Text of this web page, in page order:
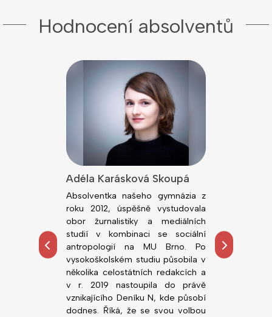
Hodnocení absolventů
zejména
prostor.
Adéla Karásková Skoupá
Absolventka našeho gymnázia z
roku 2012, úspěšně vystudovala
obor žurnalistiky a mediálních
studií v kombinaci se sociální
antropologií na MU Brno. Po
vysokoškolském studiu působila v
několika celostátních redakcích a
v r. 2019 nastoupila do právě
vznikajícího Deníku N, kde působí
dodnes. Říká, že se svou volbou
Lékařské
Palackého.
působí